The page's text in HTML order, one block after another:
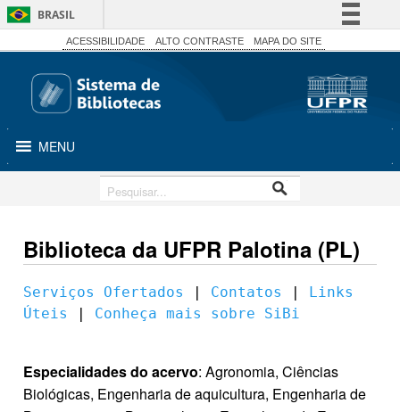
BRASIL
Simplifique!
Canais
ACESSIBILIDADE ALTO CONTRASTE MAPA DO SITE
MENU
Biblioteca da UFPR Palotina (PL)
Serviços Ofertados | Contatos | Links
Úteis
| Conheça mais sobre SiBi
Especialidades do acervo: Agronomia, Ciências
Biológicas, Engenharia de aquicultura, Engenharia de